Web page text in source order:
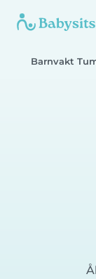
Barnvakt